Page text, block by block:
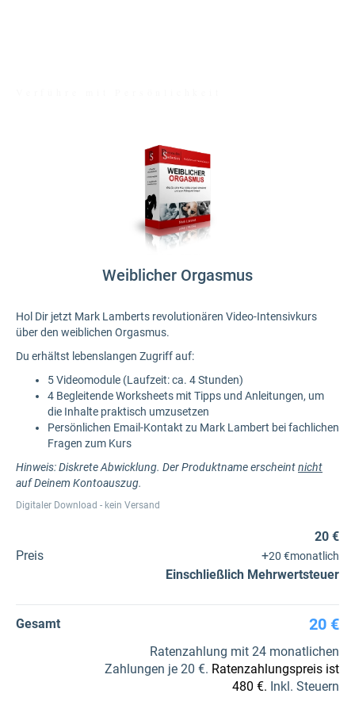
Weiblicher Orgasmus
Hol Dir jetzt Mark Lamberts revolutionären Video-Intensivkurs
über den weiblichen Orgasmus.
Du erhältst lebenslangen Zugriff auf:
5 Videomodule (Laufzeit: ca. 4 Stunden)
4 Begleitende Worksheets mit Tipps und Anleitungen, um
die Inhalte praktisch umzusetzen
Persönlichen Email-Kontakt zu Mark Lambert bei fachlichen
Fragen zum Kurs
Hinweis: Diskrete Abwicklung. Der Produktname erscheintnicht
auf Deinem Kontoauszug.
Digitaler Download - kein Versand
Preis
20 €
+20 €monatlich
Einschließlich Mehrwertsteuer
Gesamt 20 €
Ratenzahlung mit 24 monatlichen
Zahlungen je 20 €. Ratenzahlungspreis ist
480 €. Inkl. Steuern